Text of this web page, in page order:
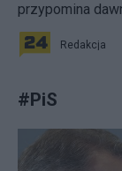
przypomina
Redakcja
#PiS